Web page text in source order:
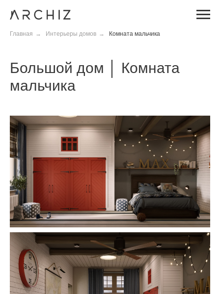
Главная → Интерьеры домов → Комната мальчика
Большой дом │ Комната
мальчика